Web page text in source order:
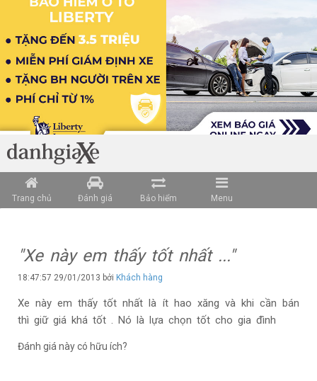
Trang chủ Đánh giá Bảo hiểm Menu
"Xe này em thấy tốt nhất ..."
18:47:57 29/01/2013 bởi Khách hàng
Xe này em thấy tốt nhất là ít hao xăng và khi cần bán
thì giữ giá khá tốt . Nó là lựa chọn tốt cho gia đình
Đánh giá này có hữu ích?